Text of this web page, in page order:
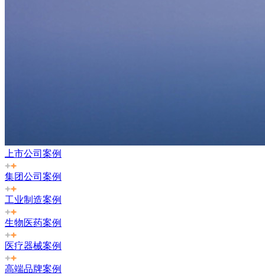
上市公司案例
集团公司案例
工业制造案例
生物医药案例
医疗器械案例
高端品牌案例